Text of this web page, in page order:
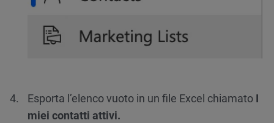
Esporta l’elenco vuoto in un file Excel chiamato I
miei contatti attivi.